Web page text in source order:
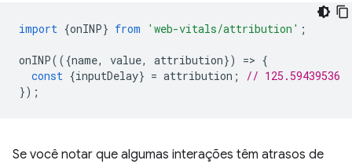
import {onINP} from 'web-vitals/attribution' ;
onINP(({name, value, attribution}) => {
const {inputDelay} = attribution ;
// 125.59439536
});
Se você notar que algumas interações têm atrasos de